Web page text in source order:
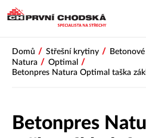
Domů / Střešní krytiny /
Natura / Optimal /
Betonpres Natura Optimal taška
Betonpres